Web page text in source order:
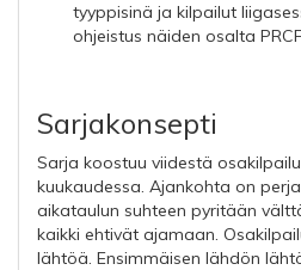
tyyppisinä ja kilpailut
ohjeistus näiden osalta
Sarjakonsepti
Sarja koostuu viidestä
kuukaudessa. Ajankohta on
aikataulun suhteen pyritään
kaikki ehtivät ajamaan.
lähtöä. Ensimmäisen lähdön